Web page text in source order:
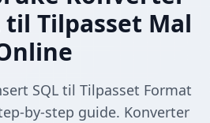
til Tilpasset Mal
SQL til Tilpasset Format
by-step guide. Konverter